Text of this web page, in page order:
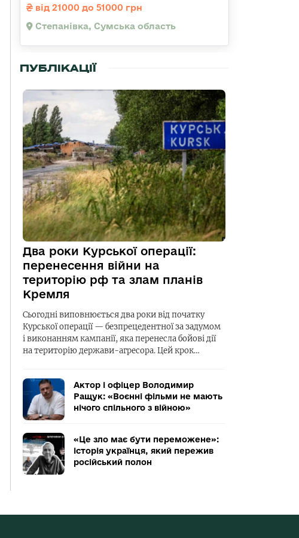
від 21000 до 51000 грн
Степанівка, Сумська область
ПУБЛІКАЦІЇ
Два роки Курської операції:
перенесення війни на
територію рф та злам планів
Кремля
Сьогодні виповнюється два роки від початку
Курської операції — безпрецедентної за задумом
і виконанням кампанії, яка перенесла бойові дії
на територію держави-агресора. Цей крок…
Актор і офіцер Володимир
Ращук: «Воєнні фільми не мають
нічого спільного з війною»
«Це зло має бути переможене»:
історія українця, який пережив
російський полон